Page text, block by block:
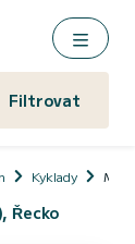
Filtrovat
Kyklady
Řecko